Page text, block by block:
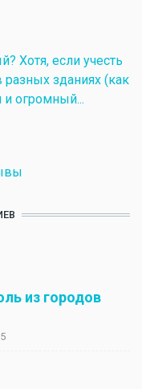
Хотя, если учесть
зданиях (как
огромный...
из городов